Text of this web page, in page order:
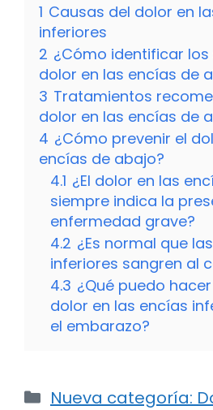
1 Causas del dolor en
inferiores
2 ¿Cómo identificar
dolor en las encías de
3 Tratamientos
dolor en las encías de
4 ¿Cómo prevenir el
encías de abajo?
4.1 ¿El dolor en las
siempre indica la
enfermedad grave?
4.2 ¿Es normal que
inferiores sangren al
4.3 ¿Qué puedo
dolor en las encías
el embarazo?
Categorías
Nueva categoría: